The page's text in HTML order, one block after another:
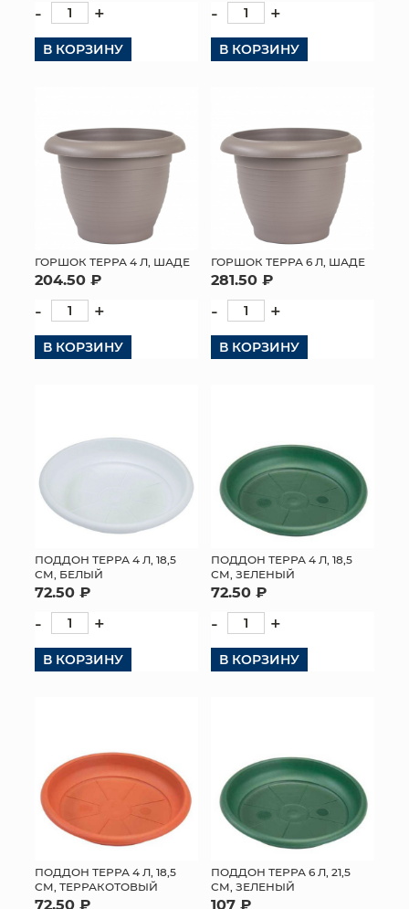
ОПТОВЫМ КЛИЕНТАМ
- +
В КОРЗИНУ
- +
В КОРЗИНУ
ГОРШОК ТЕРРА 4 Л, ШАДЕ
204.50 ₽
- +
В КОРЗИНУ
ГОРШОК ТЕРРА 6 Л, ШАДЕ
281.50 ₽
- +
В КОРЗИНУ
ПОДДОН ТЕРРА 4 Л, 18,5
СМ, БЕЛЫЙ
72.50 ₽
- +
В КОРЗИНУ
ПОДДОН ТЕРРА 4 Л, 18,5
СМ, ЗЕЛЕНЫЙ
72.50 ₽
- +
В КОРЗИНУ
ПОДДОН ТЕРРА 4 Л, 18,5
СМ, ТЕРРАКОТОВЫЙ
72.50 ₽
ПОДДОН ТЕРРА 6 Л, 21,5
СМ, ЗЕЛЕНЫЙ
107 ₽